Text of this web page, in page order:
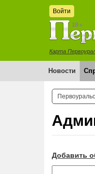
Войти
Карта
Новости
Добавить